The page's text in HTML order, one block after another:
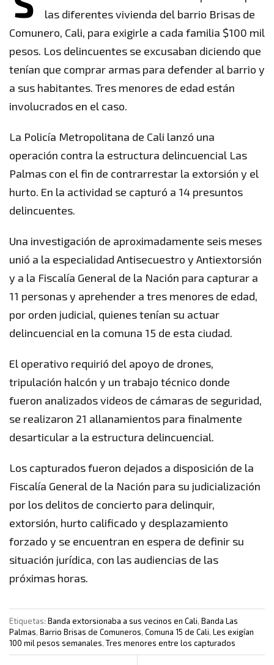
las diferentes vivienda del barrio Brisas de
Comunero, Cali, para exigirle a cada familia $100 mil
pesos. Los delincuentes se excusaban diciendo que
tenían que comprar armas para defender al barrio y
a sus habitantes. Tres menores de edad están
involucrados en el caso.
La Policía Metropolitana de Cali lanzó una
operación contra la estructura delincuencial Las
Palmas con el fin de contrarrestar la extorsión y el
hurto. En la actividad se capturó a 14 presuntos
delincuentes.
Una investigación de aproximadamente seis meses
unió a la especialidad Antisecuestro y Antiextorsión
y a la Fiscalía General de la Nación para capturar a
11 personas y aprehender a tres menores de edad,
por orden judicial, quienes tenían su actuar
delincuencial en la comuna 15 de esta ciudad.
El operativo requirió del apoyo de drones,
tripulación halcón y un trabajo técnico donde
fueron analizados videos de cámaras de seguridad,
se realizaron 21 allanamientos para finalmente
desarticular a la estructura delincuencial.
Los capturados fueron dejados a disposición de la
Fiscalía General de la Nación para su judicialización
por los delitos de concierto para delinquir,
extorsión, hurto calificado y desplazamiento
forzado y se encuentran en espera de definir su
situación jurídica, con las audiencias de las
próximas horas.
Etiquetas: Banda extorsionaba a sus vecinos en Cali, Banda Las
Palmas, Barrio Brisas de Comuneros, Comuna 15 de Cali, Les exigían
100 mil pesos semanales, Tres menores entre los capturados